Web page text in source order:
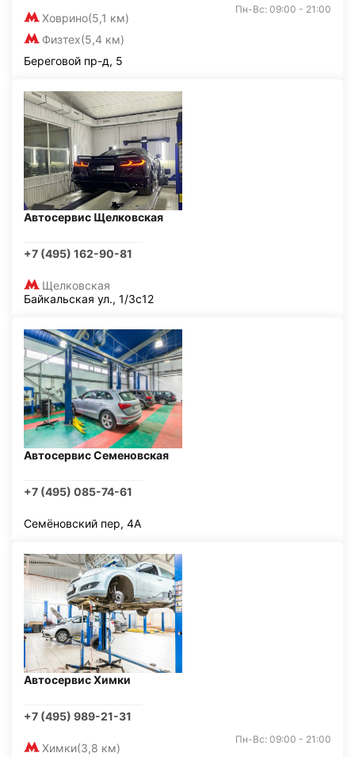
Ховрино(5,1 км)
Физтех(5,4 км)
Пн-Вс: 09:00 - 21:00
Береговой пр-д, 5
Автосервис Щелковская
+7 (495) 162-90-81
Щелковская
Байкальская ул., 1/3с12
Автосервис Семеновская
+7 (495) 085-74-61
Семёновский пер, 4А
Автосервис Химки
+7 (495) 989-21-31
Химки(3,8 км)
Пн-Вс: 09:00 - 21:00